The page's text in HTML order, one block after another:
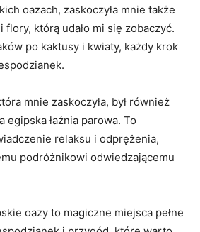
oazach, ‍zaskoczyła mnie także
którą udało mi się zobaczyć.
⁤po kaktusy i kwiaty, każdy krok‌
mnie zaskoczyła, był również
egipska łaźnia parowa. To
relaksu i ⁢odprężenia,
podróżnikowi odwiedzającemu⁤
​oazy to magiczne miejsca pełne